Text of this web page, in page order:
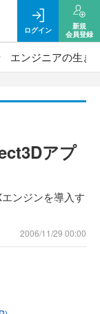
ログイン
新規
会員登録
エンジニアの生き
アプ
ンジンを導入す
2006/11/29 00:00